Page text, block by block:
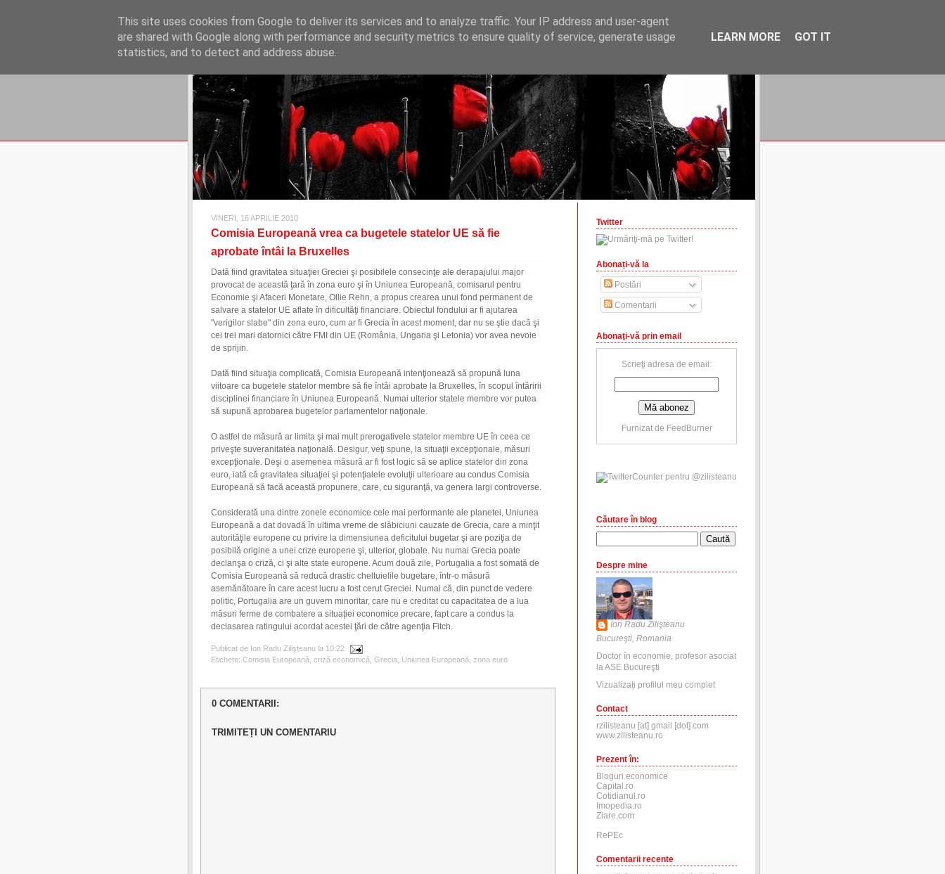
REFLECŢII ECONOMICE
blog de reflecţii, informaţii şi opinii economice
VINERI, 16 APRILIE 2010
Comisia Europeană vrea ca bugetele statelor UE să fie
aprobate întâi la Bruxelles
Dată fiind gravitatea situaţiei Greciei şi posibilele consecinţe ale derapajului major
provocat de această ţară în zona euro şi în Uniunea Europeană, comisarul pentru
Economie şi Afaceri Monetare, Ollie Rehn, a propus crearea unui fond permanent de
salvare a statelor UE aflate în dificultăţi financiare. Obiectul fondului ar fi ajutarea
"verigilor slabe" din zona euro, cum ar fi Grecia în acest moment, dar nu se ştie dacă şi
cei trei mari datornici către FMI din UE (România, Ungaria şi Letonia) vor avea nevoie
de sprijin.
Dată fiind situaţia complicată, Comisia Europeană intenţionează să propună luna
viitoare ca bugetele statelor membre să fie întâi aprobate la Bruxelles, în scopul întăririi
disciplinei financiare în Uniunea Europeană. Numai ulterior statele membre vor putea
să supună aprobarea bugetelor parlamentelor naţionale.
O astfel de măsură ar limita şi mai mult prerogativele statelor membre UE în ceea ce
priveşte suveranitatea naţională. Desigur, veţi spune, la situaţii excepţionale, măsuri
excepţionale. Deşi o asemenea măsură ar fi fost logic să se aplice statelor din zona
euro, iată că gravitatea situaţiei şi potenţialele evoluţii ulterioare au condus Comisia
Europeană să facă această propunere, care, cu siguranţă, va genera largi controverse.
Considerată una dintre zonele economice cele mai performante ale planetei, Uniunea
Europeană a dat dovadă în ultima vreme de slăbiciuni cauzate de Grecia, care a minţit
autorităţile europene cu privire la dimensiunea deficitului bugetar şi are poziţia de
posibilă origine a unei crize europene şi, ulterior, globale. Nu numai Grecia poate
declanşa o criză, ci şi alte state europene. Acum două zile, Portugalia a fost somată de
Comisia Europeană să reducă drastic cheltuielile bugetare, într-o măsură
asemănătoare în care acest lucru a fost cerut Greciei. Numai că, din punct de vedere
politic, Portugalia are un guvern minoritar, care nu e creditat cu capacitatea de a lua
măsuri ferme de combatere a situaţiei economice precare, fapt care a condus la
declasarea ratingului acordat acestei ţări de către agenţia Fitch.
Publicat de Ion Radu Zilişteanu la 10:22
Etichete: Comisia Europeană criză economică Grecia Uniunea Europeană zona euro
0 COMENTARII:
TRIMITEȚI UN COMENTARIU
Twitter
Abonați-vă la
Postări
Comentarii
Abonaţi-vă prin email
Scrieţi adresa de email:
Furnizat de FeedBurner
Căutare în blog
Despre mine
Ion Radu Zilişteanu
Bucureşti, Romania
Doctor în economie, profesor asociat
la ASE Bucureşti
Vizualizați profilul meu complet
Contact
rzilisteanu [at] gmail [dot] com
www.zilisteanu.ro
Prezent în:
Bloguri economice
Capital.ro
Cotidianul.ro
Imopedia.ro
Ziare.com
RePEc
Comentarii recente
This site uses cookies from Google to deliver its services and to analyze traffic. Your IP address and user-agent
are shared with Google along with performance and security metrics to ensure quality of service, generate usage
statistics, and to detect and address abuse.
LEARN MORE GOT IT